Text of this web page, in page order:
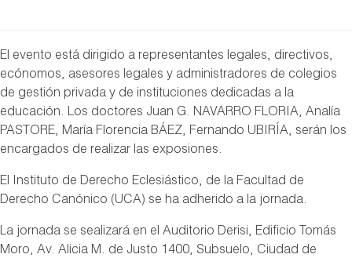
El evento está dirigido a representantes legales, directivos,
ecónomos, asesores legales y administradores de colegios
de gestión privada y de instituciones dedicadas a la
educación. Los doctores Juan G. NAVARRO FLORIA, Analía
PASTORE, María Florencia BÁEZ, Fernando UBIRÍA, serán los
encargados de realizar las exposiones.
El Instituto de Derecho Eclesiástico, de la Facultad de
Derecho Canónico (UCA) se ha adherido a la jornada.
La jornada se sealizará en el Auditorio Derisi, Edificio Tomás
Moro, Av. Alicia M. de Justo 1400, Subsuelo, Ciudad de